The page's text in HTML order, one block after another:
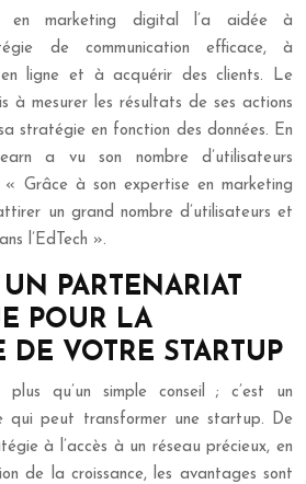
en marketing digital l’a aidée à
de communication efficace, à
en ligne et à acquérir des clients. Le
à mesurer les résultats de ses actions
stratégie en fonction des données. En
a vu son nombre d’utilisateurs
« Grâce à son expertise en marketing
un grand nombre d’utilisateurs et
l’EdTech ».
PARTENARIAT
POUR LA
DE VOTRE STARTUP
qu’un simple conseil ; c’est un
qui peut transformer une startup. De
à l’accès à un réseau précieux, en
de la croissance, les avantages sont